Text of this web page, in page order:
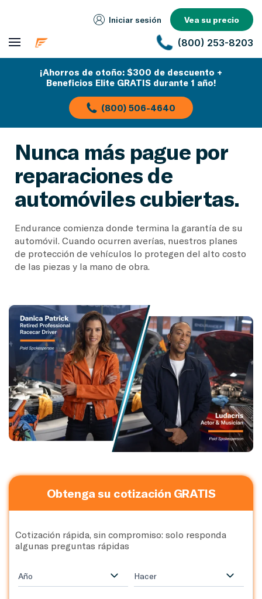
Iniciar sesión Vea su precio
(800) 253-8203
¡Ahorros de otoño: $300 de descuento +
Beneficios Elite GRATIS durante 1 año!
(800) 506-4640
Nunca más pague por
reparaciones de
automóviles cubiertas.
Endurance comienza donde termina la garantía de su
automóvil. Cuando ocurren averías, nuestros planes
de protección de vehículos lo protegen del alto costo
de las piezas y la mano de obra.
Obtenga su cotización GRATIS
Cotización rápida, sin compromiso: solo responda
algunas preguntas rápidas
Año Hacer